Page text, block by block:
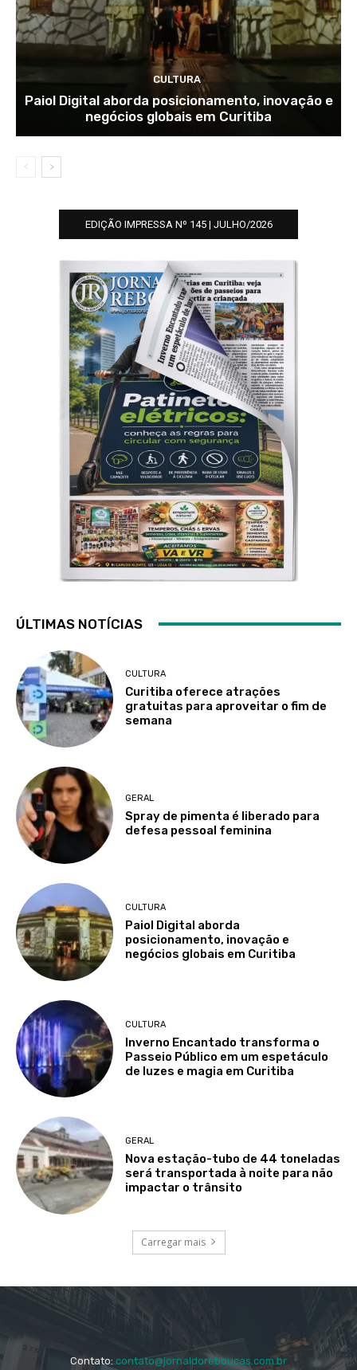
CULTURA
Paiol Digital aborda posicionamento, inovação e
negócios globais em Curitiba
EDIÇÃO IMPRESSA Nº 145 | JULHO/2026
ÚLTIMAS NOTÍCIAS
CULTURA
Curitiba oferece atrações
gratuitas para aproveitar o fim de
semana
GERAL
Spray de pimenta é liberado para
defesa pessoal feminina
CULTURA
Paiol Digital aborda
posicionamento, inovação e
negócios globais em Curitiba
CULTURA
Inverno Encantado transforma o
Passeio Público em um espetáculo
de luzes e magia em Curitiba
GERAL
Nova estação-tubo de 44 toneladas
será transportada à noite para não
impactar o trânsito
Carregar mais
Contato: contato@jornaldoreboucas.com.br